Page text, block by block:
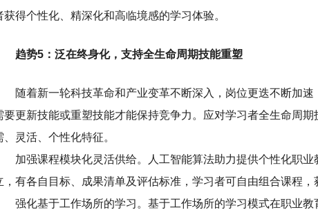
获得个性化、精深化和高临境感的学习体验。
趋势5：泛在终身化，支持全生命周期技能重塑
随着新一轮科技革命和产业变革不断深入，岗位更迭不断加
要更新技能或重塑技能才能保持竞争力。应对学习者全生命周
、灵活、个性化特征。
加强课程模块化灵活供给。人工智能算法助力提供个性化职
，有各自目标、成果清单及评估标准，学习者可自由组合课程，
强化基于工作场所的学习。基于工作场所的学习模式在职业